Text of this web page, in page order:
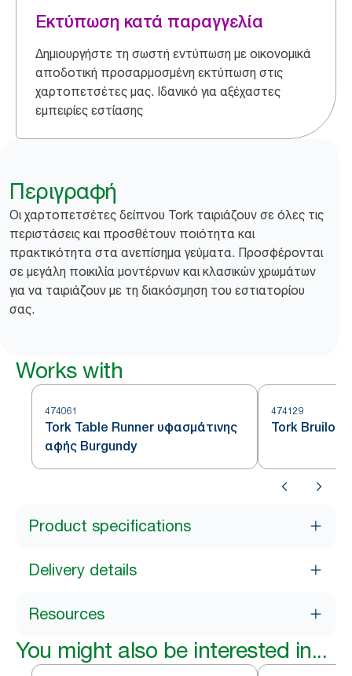
Εκτύπωση κατά παραγγελία
Δημιουργήστε τη σωστή εντύπωση με οικονομικά
αποδοτική προσαρμοσμένη εκτύπωση στις
χαρτοπετσέτες μας. Ιδανικό για αξέχαστες
εμπειρίες εστίασης
Περιγραφή
Οι χαρτοπετσέτες δείπνου Tork ταιριάζουν σε όλες τις
περιστάσεις και προσθέτουν ποιότητα και
πρακτικότητα στα ανεπίσημα γεύματα. Προσφέρονται
σε μεγάλη ποικιλία μοντέρνων και κλασικών χρωμάτων
για να ταιριάζουν με τη διακόσμηση του εστιατορίου
σας.
Works with
474061
Tork Table Runner υφασμάτινης
αφής Burgundy
474129
Tork
Product specifications
Delivery details
Resources
You might also be interested in...